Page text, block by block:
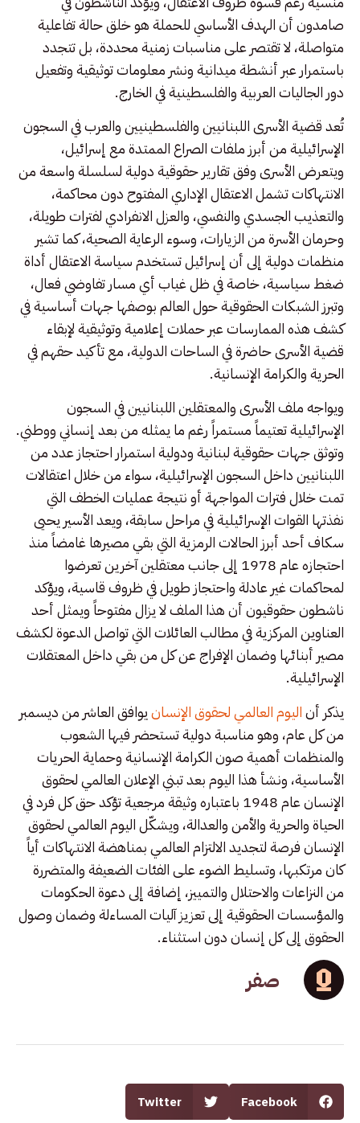
صامدون أن الهدف الأساسي للحملة هو خلق حالة تفاعلية
متواصلة، لا تقتصر على مناسبات زمنية محددة، بل تتجدد
باستمرار عبر أنشطة ميدانية ونشر معلومات توثيقية وتفعيل
دور الجاليات العربية والفلسطينية في الخارج.
تُعد قضية الأسرى اللبنانيين والفلسطينيين والعرب في السجون
الإسرائيلية من أبرز ملفات الصراع الممتدة مع إسرائيل،
ويتعرض الأسرى وفق تقارير حقوقية دولية لسلسلة واسعة من
الانتهاكات تشمل الاعتقال الإداري المفتوح دون محاكمة،
والتعذيب الجسدي والنفسي، والعزل الانفرادي لفترات طويلة،
وحرمان الأسرة من الزيارات، وسوء الرعاية الصحية، كما تشير
منظمات دولية إلى أن إسرائيل تستخدم سياسة الاعتقال أداة
ضغط سياسية، خاصة في ظل غياب أي مسار تفاوضي فعال،
وتبرز الشبكات الحقوقية حول العالم بوصفها جهات أساسية في
كشف هذه الممارسات عبر حملات إعلامية وتوثيقية لإبقاء
قضية الأسرى حاضرة في الساحات الدولية، مع تأكيد حقهم في
الحرية والكرامة الإنسانية.
ويواجه ملف الأسرى والمعتقلين اللبنانيين في السجون
الإسرائيلية تعتيماً مستمراً رغم ما يمثله من بعد إنساني ووطني.
وتوثق جهات حقوقية لبنانية ودولية استمرار احتجاز عدد من
اللبنانيين داخل السجون الإسرائيلية، سواء من خلال اعتقالات
تمت خلال فترات المواجهة أو نتيجة عمليات الخطف التي
نفذتها القوات الإسرائيلية في مراحل سابقة، ويعد الأسير يحيى
سكاف أحد أبرز الحالات الرمزية التي بقي مصيرها غامضاً منذ
احتجازه عام 1978 إلى جانب معتقلين آخرين تعرضوا
لمحاكمات غير عادلة واحتجاز طويل في ظروف قاسية، ويؤكد
ناشطون حقوقيون أن هذا الملف لا يزال مفتوحاً ويمثل أحد
العناوين المركزية في مطالب العائلات التي تواصل الدعوة لكشف
مصير أبنائها وضمان الإفراج عن كل من بقي داخل المعتقلات
الإسرائيلية.
يذكر أناليوم العالمي لحقوق الإنسانيوافق العاشر من ديسمبر
من كل عام، وهو مناسبة دولية تستحضر فيها الشعوب
والمنظمات أهمية صون الكرامة الإنسانية وحماية الحريات
الأساسية، ونشأ هذا اليوم بعد تبني الإعلان العالمي لحقوق
الإنسان عام 1948 باعتباره وثيقة مرجعية تؤكد حق كل فرد في
الحياة والحرية والأمن والعدالة، ويشكّل اليوم العالمي لحقوق
الإنسان فرصة لتجديد الالتزام العالمي بمناهضة الانتهاكات أياً
كان مرتكبها، وتسليط الضوء على الفئات الضعيفة والمتضررة
من النزاعات والاحتلال والتمييز، إضافة إلى دعوة الحكومات
والمؤسسات الحقوقية إلى تعزيز آليات المساءلة وضمان وصول
الحقوق إلى كل إنسان دون استثناء.
صفر
Facebook
Twitter